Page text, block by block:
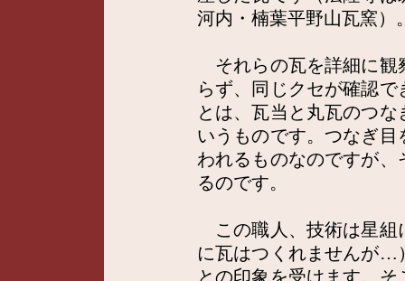
河内・楠葉平野山瓦窯）
それらの瓦を詳細に観
らず、同じクセが確認
とは、瓦当と丸瓦のつ
いうものです。つなぎ
われるものなのですが
るのです。
この職人、技術は星組
に瓦はつくれませんが…
との印象を受けます。